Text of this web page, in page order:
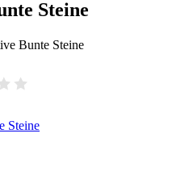
Steine
Bunte Steine